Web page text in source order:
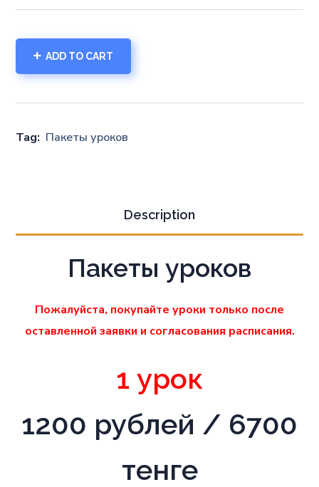
Tag: Пакеты уроков
ADD TO CART
Description
Пакеты уроков
Пожалуйста, покупайте уроки только после
оставленной заявки и согласования расписания.
1 урок
1200 рублей / 6700
тенге